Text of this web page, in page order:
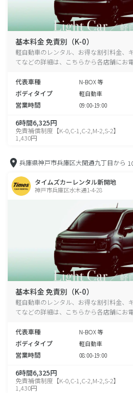
基本料金 免責別（K-0）
軽自動車のレンタル、お得な割引料金、
てなどの詳細は、こちらから各店舗にお
代表車種 N-BOX 等
ボディタイプ 軽自動車
営業時間 09:00-19:00
6時間6,325円
免責補償制度【K-0,C-1,C-2,M-2,S-2】
1,430円
兵庫県神戸市兵庫区大開通九丁目から
タイムズカーレンタル新開地
神戸市兵庫区水木通1-4-28
基本料金 免責別（K-0）
軽自動車のレンタル、お得な割引料金、
てなどの詳細は、こちらから各店舗にお
代表車種 N-BOX 等
ボディタイプ 軽自動車
営業時間 08:00-19:00
6時間6,325円
免責補償制度【K-0,C-1,C-2,M-2,S-2】
1,430円